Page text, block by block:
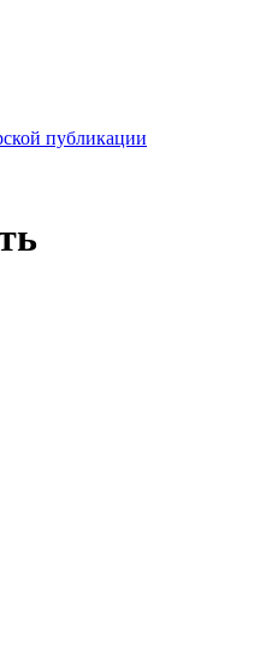
публикации